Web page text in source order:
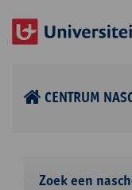
CENTRUM
Zoek een